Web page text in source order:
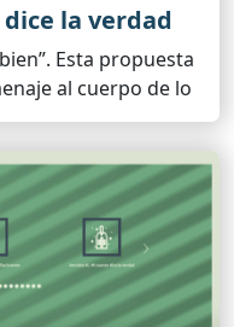
la verdad
Esta propuesta
al cuerpo de lo